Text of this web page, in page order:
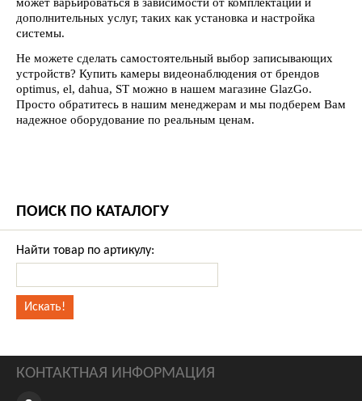
дополнительных услуг, таких как установка и настройка
системы.
Не можете сделать самостоятельный выбор записывающих
устройств? Купить камеры видеонаблюдения от брендов
optimus, el, dahua, ST можно в нашем магазине GlazGo.
Просто обратитесь в нашим менеджерам и мы подберем Вам
надежное оборудование по реальным ценам.
ПОИСК ПО КАТАЛОГУ
Найти товар по артикулу:
КОНТАКТНАЯ ИНФОРМАЦИЯ